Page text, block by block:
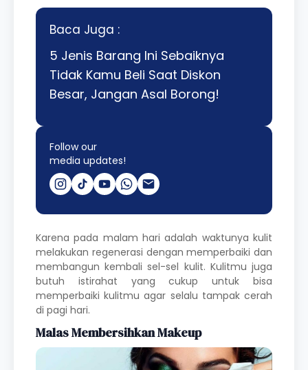
Baca Juga :
5 Jenis Barang Ini Sebaiknya
Tidak Kamu Beli Saat Diskon
Besar, Jangan Asal Borong!
Follow our
media updates!
Karena pada malam hari adalah waktunya kulit
melakukan regenerasi dengan memperbaiki dan
membangun kembali sel-sel kulit. Kulitmu juga
butuh istirahat yang cukup untuk bisa
memperbaiki kulitmu agar selalu tampak cerah
di pagi hari.
Malas Membersihkan Makeup